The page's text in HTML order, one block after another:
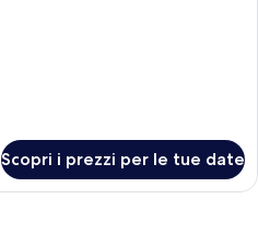
Scopri i prezzi per le tue date